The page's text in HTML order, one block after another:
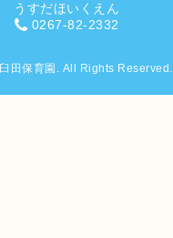
うすだほいくえん
0267-82-2332
臼田保育園 . All Rights Reserved.